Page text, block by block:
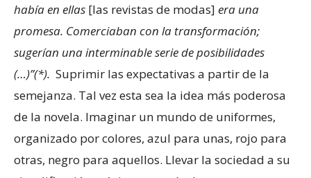
había en ellas [las revistas de modas] era una
promesa. Comerciaban con la transformación;
sugerían una interminable serie de posibilidades
(…)”(*). Suprimir las expectativas a partir de la
semejanza. Tal vez esta sea la idea más poderosa
de la novela. Imaginar un mundo de uniformes,
organizado por colores, azul para unas, rojo para
otras, negro para aquellos. Llevar la sociedad a su